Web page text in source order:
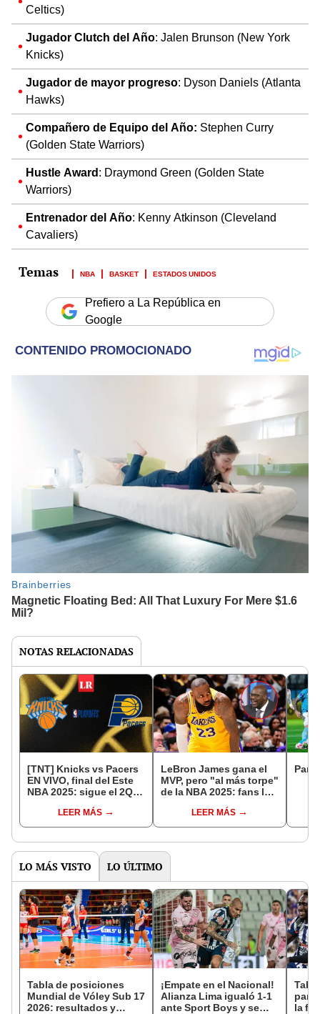
Celtics)
Jugador Clutch del Año: Jalen Brunson (New York
Knicks)
Jugador de mayor progreso: Dyson Daniels (Atlanta
Hawks)
Compañero de Equipo del Año: Stephen Curry
(Golden State Warriors)
Hustle Award: Draymond Green (Golden State
Warriors)
Entrenador del Año: Kenny Atkinson (Cleveland
Cavaliers)
NBA BASKET ESTADOS UNIDOS
Prefiero a La República en
Google
NOTAS RELACIONADAS
[TNT] Knicks vs Pacers
EN VIVO, final del Este
NBA 2025: sigue el 2Q
México y Latinoamérica
LEER MÁS
LeBron James gana el
MVP, pero "al más torpe"
de la NBA 2025: fans lo
de Shaquille O'Neal en
TNT
LEER MÁS
LO MÁS VISTO LO ÚLTIMO
Tabla de posiciones
Mundial de Vóley Sub 17
2026: resultados y
¡Empate en el Nacional!
Alianza Lima igualó 1-1
ante Sport Boys y se
la